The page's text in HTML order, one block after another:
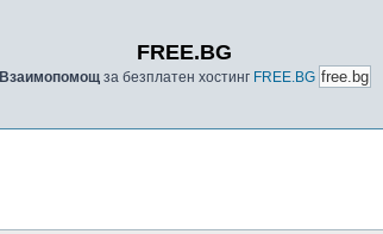
FREE.BG
Взаимопомощза безплатен хостинг FREE.BG